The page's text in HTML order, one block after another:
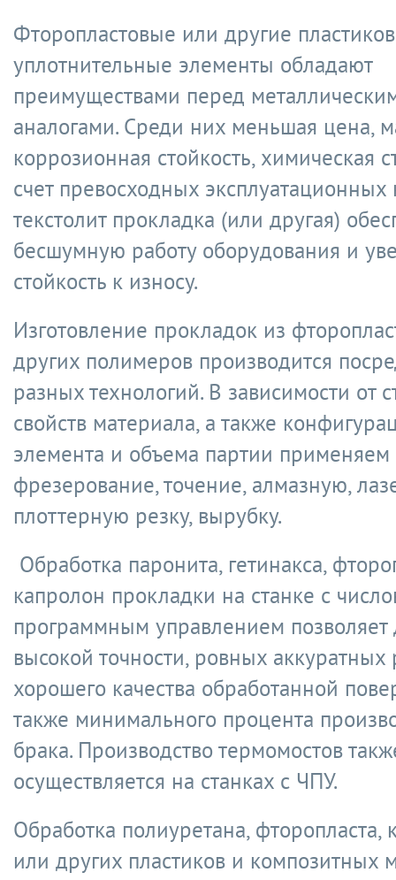
Фторопластовые или другие
уплотнительные элементы обладают
преимуществами перед
аналогами. Среди них меньшая цена,
коррозионная стойкость, химическая
счет превосходных эксплуатационных
текстолит прокладка (или другая)
бесшумную работу оборудования и
стойкость к износу.
Изготовление прокладок из
других полимеров производится
разных технологий. В зависимости от
свойств материала, а также
элемента и объема партии применяем
фрезерование, точение, алмазную,
плоттерную резку, вырубку.
Обработка паронита, гетинакса,
капролон прокладки на станке с
программным управлением позволяет
высокой точности, ровных аккуратных
хорошего качества обработанной
также минимального процента
брака. Производство термомостов
осуществляется на станках с ЧПУ.
Обработка полиуретана, фторопласта,
или других пластиков и композитных